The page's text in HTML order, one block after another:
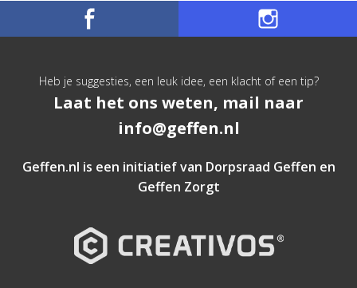
Heb je suggesties, een leuk idee, een klacht of een tip?
Laat het ons weten, mail naar
info@geffen.nl
Geffen.nl is een initiatief van Dorpsraad Geffen en
Geffen Zorgt